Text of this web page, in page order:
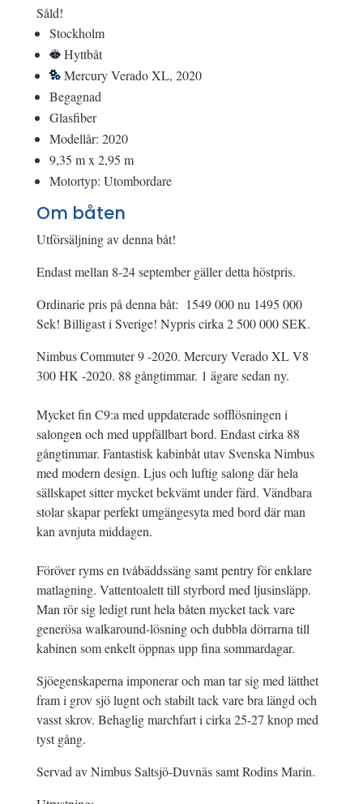
Såld!
Stockholm
Hyttbåt
Mercury Verado XL, 2020
Begagnad
Glasfiber
Modellår: 2020
9,35 m x 2,95 m
Motortyp: Utombordare
Om båten
Utförsäljning av denna båt!
Endast mellan 8-24 september gäller detta höstpris.
Ordinarie pris på denna båt: 1549 000 nu 1495 000
Sek! Billigast i Sverige! Nypris cirka 2 500 000 SEK.
Nimbus Commuter 9 -2020. Mercury Verado XL V8
300 HK -2020. 88 gångtimmar. 1 ägare sedan ny.
Mycket fin C9:a med uppdaterade sofflösningen i
salongen och med uppfällbart bord. Endast cirka 88
gångtimmar. Fantastisk kabinbåt utav Svenska Nimbus
med modern design. Ljus och luftig salong där hela
sällskapet sitter mycket bekvämt under färd. Vändbara
stolar skapar perfekt umgängesyta med bord där man
kan avnjuta middagen.
Föröver ryms en tvåbäddssäng samt pentry för enklare
matlagning. Vattentoalett till styrbord med ljusinsläpp.
Man rör sig ledigt runt hela båten mycket tack vare
generösa walkaround-lösning och dubbla dörrarna till
kabinen som enkelt öppnas upp fina sommardagar.
Sjöegenskaperna imponerar och man tar sig med lätthet
fram i grov sjö lugnt och stabilt tack vare bra längd och
vasst skrov. Behaglig marchfart i cirka 25-27 knop med
tyst gång.
Servad av Nimbus Saltsjö-Duvnäs samt Rodins Marin.